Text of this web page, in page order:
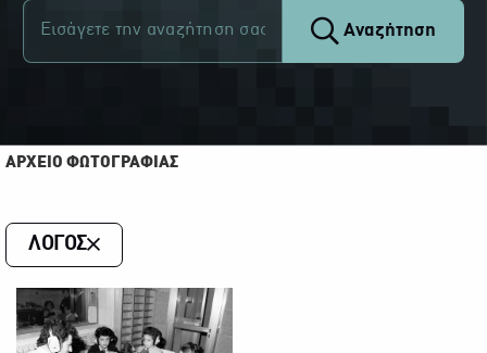
Αναζήτηση
ΑΡΧΕΙΟ ΦΩΤΟΓΡΑΦΙΑΣ
ΛΟΓΟΣ